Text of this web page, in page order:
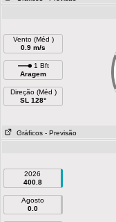
Vento (Méd )
0.9 m/s
1 Bft
Aragem
Direção (Méd )
SL 128°
Gráficos - Previsão
2026
400.8
Agosto
0.0